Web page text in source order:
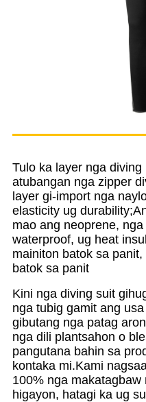
Tulo ka layer nga
atubangan nga zipper
layer gi-import nga
elasticity ug
mao ang neoprene,
waterproof, ug heat
mainiton batok sa
batok sa panit
Kini nga diving suit
nga tubig gamit ang
gibutang nga patag
nga dili plantsahon o
pangutana bahin sa
kontaka mi.Kami
100% nga
higayon, hatagi ka ug